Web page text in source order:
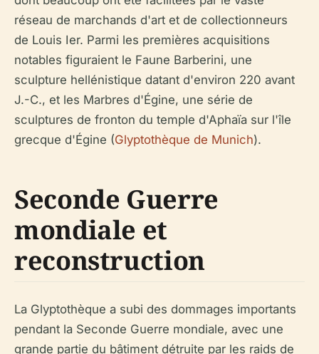
réseau de marchands d'art et de collectionneurs
de Louis Ier. Parmi les premières acquisitions
notables figuraient le Faune Barberini, une
sculpture hellénistique datant d'environ 220 avant
J.-C., et les Marbres d'Égine, une série de
sculptures de fronton du temple d'Aphaïa sur l'île
grecque d'Égine (Glyptothèque de Munich).
Seconde Guerre
mondiale et
reconstruction
La Glyptothèque a subi des dommages importants
pendant la Seconde Guerre mondiale, avec une
grande partie du bâtiment détruite par les raids de